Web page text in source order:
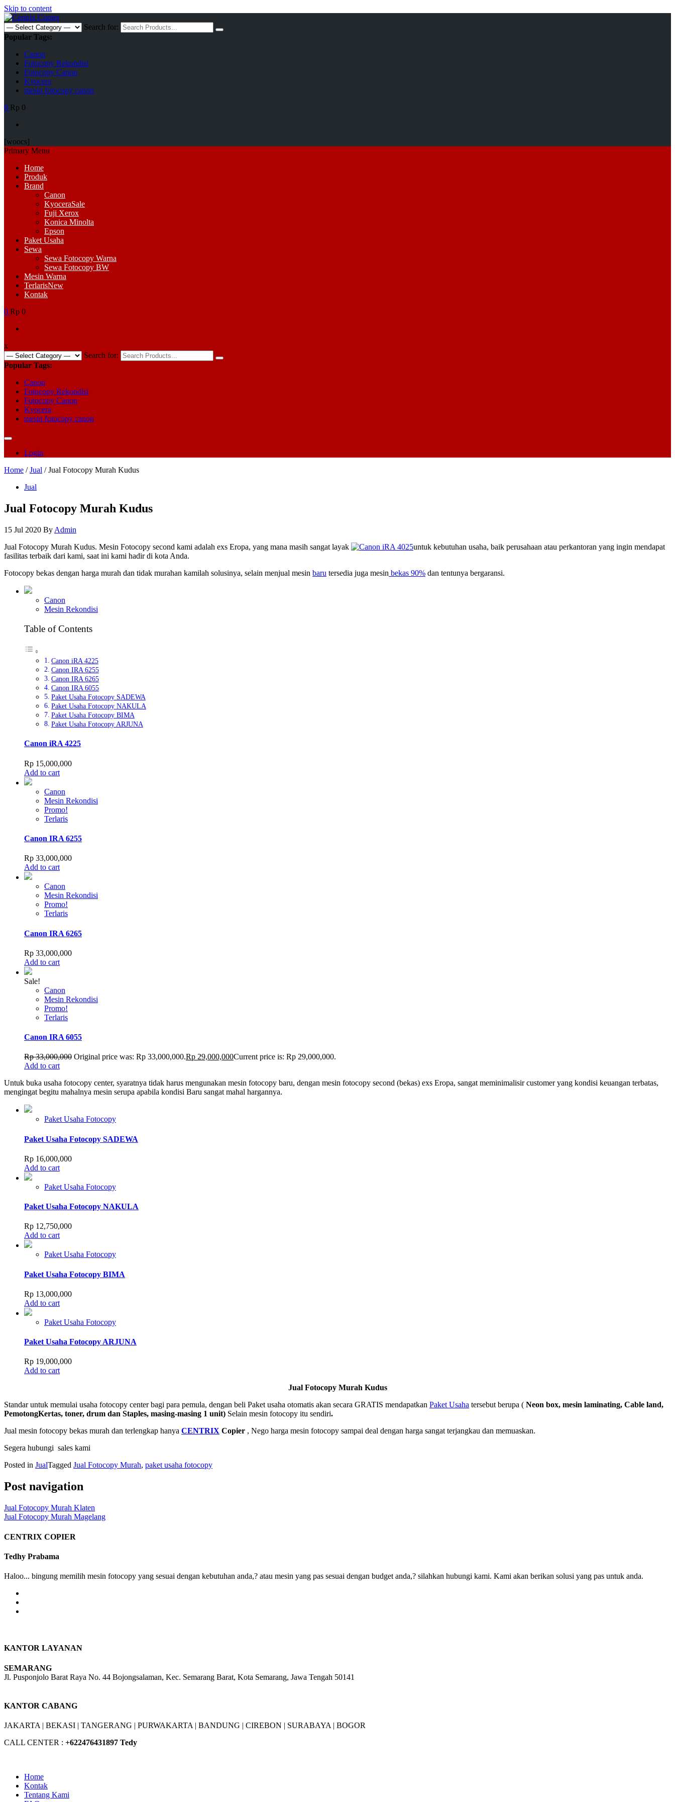
Skip to content
Search for:
Popular Tags:
Canon
Fotocopy Rekondisi
Fotocopy Canon
Kyocera
mesin fotocopy canon
0 Rp 0
[woocs]
Primary Menu
Home
Produk
Brand
Canon
KyoceraSale
Fuji Xerox
Konica Minolta
Epson
Paket Usaha
Sewa
Sewa Fotocopy Warna
Sewa Fotocopy BW
Mesin Warna
TerlarisNew
Kontak
0 Rp 0
x
Search for:
Popular Tags:
Canon
Fotocopy Rekondisi
Fotocopy Canon
Kyocera
mesin fotocopy canon
Login
Home /Jual / Jual Fotocopy Murah Kudus
Jual
Jual Fotocopy Murah Kudus
15 Jul 2020 By Admin
Jual Fotocopy Murah Kudus. Mesin Fotocopy second kami adalah exs Eropa, yang mana masih sangat layak
untuk kebutuhan usaha, baik perusahaan atau perkantoran yang ingin mendapat
fasilitas terbaik dari kami, saat ini kami hadir di kota Anda.
Fotocopy bekas dengan harga murah dan tidak murahan kamilah solusinya, selain menjual mesin baru tersedia juga mesin bekas 90% dan tentunya bergaransi.
Canon
Mesin Rekondisi
Table of Contents
Canon iRA 4225
Canon IRA 6255
Canon IRA 6265
Canon IRA 6055
Paket Usaha Fotocopy SADEWA
Paket Usaha Fotocopy NAKULA
Paket Usaha Fotocopy BIMA
Paket Usaha Fotocopy ARJUNA
Canon iRA 4225
Rp 15,000,000
Add to cart
Canon
Mesin Rekondisi
Promo!
Terlaris
Canon IRA 6255
Rp 33,000,000
Add to cart
Canon
Mesin Rekondisi
Promo!
Terlaris
Canon IRA 6265
Rp 33,000,000
Add to cart
Sale!
Canon
Mesin Rekondisi
Promo!
Terlaris
Canon IRA 6055
Rp33,000,000 Original price was: Rp 33,000,000.Rp 29,000,000Current price is: Rp 29,000,000.
Add to cart
Untuk buka usaha fotocopy center, syaratnya tidak harus mengunakan mesin fotocopy baru, dengan mesin fotocopy second (bekas) exs Eropa, sangat meminimalisir customer yang kondisi keuangan terbatas,
mengingat begitu mahalnya mesin serupa apabila kondisi Baru sangat mahal hargannya.
Paket Usaha Fotocopy
Paket Usaha Fotocopy SADEWA
Rp 16,000,000
Add to cart
Paket Usaha Fotocopy
Paket Usaha Fotocopy NAKULA
Rp 12,750,000
Add to cart
Paket Usaha Fotocopy
Paket Usaha Fotocopy BIMA
Rp 13,000,000
Add to cart
Paket Usaha Fotocopy
Paket Usaha Fotocopy ARJUNA
Rp 19,000,000
Add to cart
Jual Fotocopy Murah Kudus
Standar untuk memulai usaha fotocopy center bagi para pemula, dengan beli Paket usaha otomatis akan secara GRATIS mendapatkan Paket Usaha tersebut berupa ( Neon box, mesin laminating, Cable land,
PemotongKertas, toner, drum dan Staples, masing-masing 1 unit) Selain mesin fotocopy itu sendiri.
Jual mesin fotocopy bekas murah dan terlengkap hanya CENTRIX Copier , Nego harga mesin fotocopy sampai deal dengan harga sangat terjangkau dan memuaskan.
Segera hubungi sales kami
Posted in JualTagged Jual Fotocopy Murah, paket usaha fotocopy
Post navigation
Jual Fotocopy Murah Klaten
Jual Fotocopy Murah Magelang
CENTRIX COPIER
Tedhy Prabama
Haloo... bingung memilih mesin fotocopy yang sesuai dengan kebutuhan anda,? atau mesin yang pas sesuai dengan budget anda,? silahkan hubungi kami. Kami akan berikan solusi yang pas untuk anda.
KANTOR LAYANAN
SEMARANG
Jl. Pusponjolo Barat Raya No. 44 Bojongsalaman, Kec. Semarang Barat, Kota Semarang, Jawa Tengah 50141
KANTOR CABANG
JAKARTA | BEKASI | TANGERANG | PURWAKARTA | BANDUNG | CIREBON | SURABAYA | BOGOR
CALL CENTER : +622476431897 Tedy
Home
Kontak
Tentang Kami